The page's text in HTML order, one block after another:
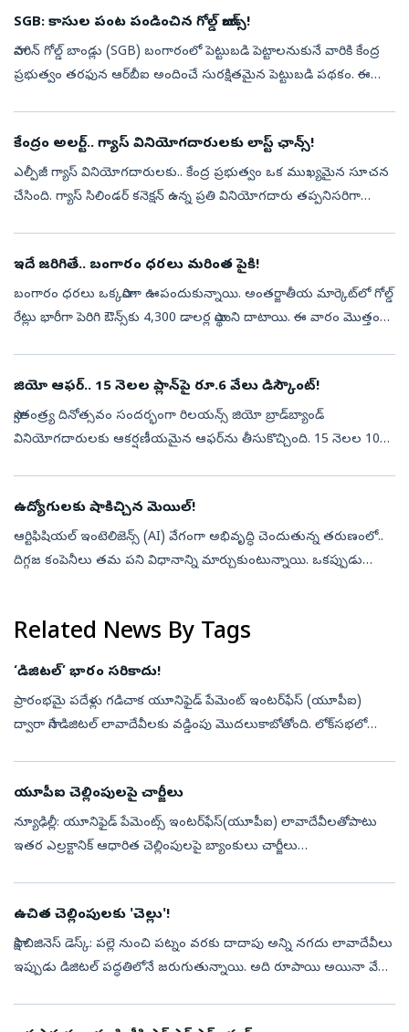
SGB: కాసుల పంట పండించిన గోల్డ్ బాండ్స్!
సావరిన్ గోల్డ్ బాండ్లు (SGB) బంగారంలో పెట్టుబడి పెట్టాలనుకునే వారికి కేంద్ర
ప్రభుత్వం తరఫున ఆర్‌బీఐ అందించే సురక్షితమైన పెట్టుబడి పథకం. ఈ
కేంద్రం అలర్ట్.. గ్యాస్ వినియోగదారులకు లాస్ట్ ఛాన్స్!
ఎల్పీజీ గ్యాస్ వినియోగదారులకు.. కేంద్ర ప్రభుత్వం ఒక ముఖ్యమైన సూచన
చేసింది. గ్యాస్ సిలిండర్ కనెక్షన్ ఉన్న ప్రతి వినియోగదారు తప్పనిసరిగా
ఇదే జరిగితే.. బంగారం ధరలు మరింత పైకి!
బంగారం ధరలు ఒక్కసారిగా ఊపందుకున్నాయి. అంతర్జాతీయ మార్కెట్‌లో గోల్డ్
రేట్లు భారీగా పెరిగి ఔన్స్‌కు 4,300 డాలర్ల స్థాయిని దాటాయి. ఈ వారం మొత్తం
జియో ఆఫర్‌.. 15 నెలల ప్లాన్‌పై రూ.6 వేలు డిస్కౌంట్‌!
స్వాతంత్ర్య దినోత్సవం సందర్భంగా రిలయన్స్ జియో బ్రాడ్‌బ్యాండ్
వినియోగదారులకు ఆకర్షణీయమైన ఆఫర్‌ను తీసుకొచ్చింది. 15 నెలల 100
ఉద్యోగులకు షాకిచ్చిన మెయిల్!
ఆర్టిఫిషియల్ ఇంటెలిజెన్స్ (AI) వేగంగా అభివృద్ధి చెందుతున్న తరుణంలో..
దిగ్గజ కంపెనీలు తమ పని విధానాన్ని మార్చుకుంటున్నాయి. ఒకప్పుడు
Related News By Tags
‘డిజిటల్‌’ భారం సరికాదు!
ప్రారంభమై పదేళ్లు గడిచాక యూనిఫైడ్‌ పేమెంట్‌ ఇంటర్‌ఫేస్‌ (యూపీఐ)
ద్వారా సాగే డిజిటల్‌ లావాదేవీలకు వడ్డింపు మొదలుకాబోతోంది. లోక్‌సభలో
యూపీఐ చెల్లింపులపై చార్జీలు
న్యూఢిల్లీ: యూనిఫైడ్‌ పేమెంట్స్‌ ఇంటర్‌ఫేస్‌(యూపీఐ) లావాదేవీలతోపాటు
ఇతర ఎల్రక్టానిక్‌ ఆధారిత చెల్లింపులపై బ్యాంకులు చార్జీలు
ఉచిత చెల్లింపులకు 'చెల్లు'!
సాక్షి బిజినెస్‌ డెస్క్‌: పల్లె నుంచి పట్నం వరకు దాదాపు అన్ని నగదు లావాదేవీలు
ఇప్పుడు డిజిటల్‌ పద్ధతిలోనే జరుగుతున్నాయి. అది రూపాయి అయినా వేల